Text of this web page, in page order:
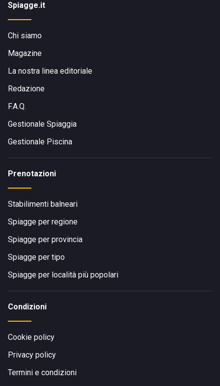
Spiagge.it
Chi siamo
Magazine
La nostra linea editoriale
Redazione
F.A.Q.
Gestionale Spiaggia
Gestionale Piscina
Prenotazioni
Stabilimenti balneari
Spiagge per regione
Spiagge per provincia
Spiagge per tipo
Spiagge per località più popolari
Condizioni
Cookie policy
Privacy policy
Termini e condizioni